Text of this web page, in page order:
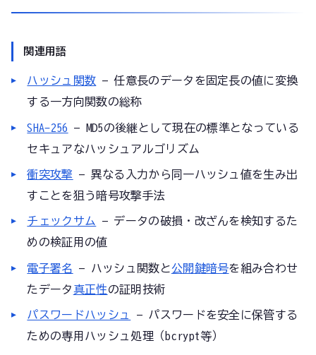
関連用語
ハッシュ関数 — 任意長のデータを固定長の値に変換
する一方向関数の総称
SHA-256
— MD5の後継として現在の標準となっている
セキュアなハッシュアルゴリズム
衝突攻撃
— 異なる入力から同一ハッシュ値を生み出
すことを狙う暗号攻撃手法
チェックサム — データの破損・改ざんを検知するた
めの検証用の値
電子署名 — ハッシュ関数と公開鍵暗号を組み合わせ
たデータ真正性の証明技術
パスワードハッシュ
— パスワードを安全に保管する
ための専用ハッシュ処理（bcrypt等）